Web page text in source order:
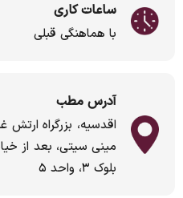
ساعات کاری
با هماهنگی قبلی
آدرس مطب
اقدسیه، بزرگراه
مینی سیتی، بعد از
بلوک ۳، واحد ۵